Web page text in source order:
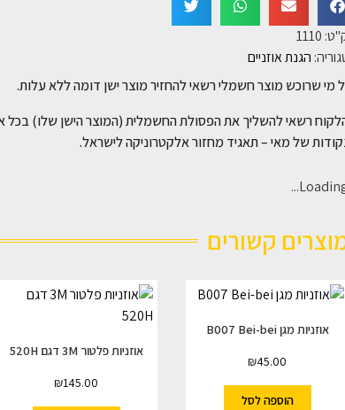
1110
הגנת אוזניים
מי שרוכש מוצר חשמלי רשאי להחזיר מוצר ישן דומה ללא עלות.
רשאי להשליך את הפסולת החשמלית (המוצר הישן שלו) בכל
של מאי – תאגיד מחזור אלקטרוניקה לישראל.
קשורים
אוזניות מגן B007 Bei-bei
₪45.00
הוספה לסל
אוזניות פלטור 3M דגם 520H
₪145.00